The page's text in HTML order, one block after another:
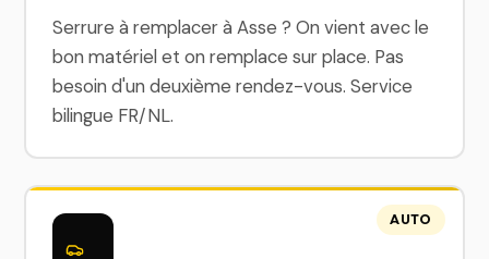
Serrure à remplacer à Asse ? On vient avec le
bon matériel et on remplace sur place. Pas
besoin d'un deuxième rendez-vous. Service
bilingue FR/NL.
AUTO